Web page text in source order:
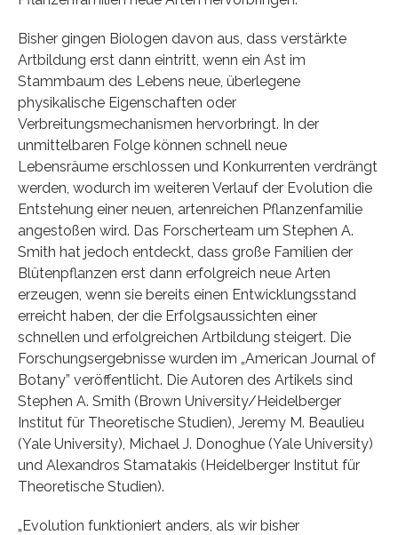
Bisher gingen Biologen davon aus, dass verstärkte
Artbildung erst dann eintritt, wenn ein Ast im
Stammbaum des Lebens neue, überlegene
physikalische Eigenschaften oder
Verbreitungsmechanismen hervorbringt. In der
unmittelbaren Folge können schnell neue
Lebensräume erschlossen und Konkurrenten verdrängt
werden, wodurch im weiteren Verlauf der Evolution die
Entstehung einer neuen, artenreichen Pflanzenfamilie
angestoßen wird. Das Forscherteam um Stephen A.
Smith hat jedoch entdeckt, dass große Familien der
Blütenpflanzen erst dann erfolgreich neue Arten
erzeugen, wenn sie bereits einen Entwicklungsstand
erreicht haben, der die Erfolgsaussichten einer
schnellen und erfolgreichen Artbildung steigert. Die
Forschungsergebnisse wurden im „American Journal of
Botany” veröffentlicht. Die Autoren des Artikels sind
Stephen A. Smith (Brown University/Heidelberger
Institut für Theoretische Studien), Jeremy M. Beaulieu
(Yale University), Michael J. Donoghue (Yale University)
und Alexandros Stamatakis (Heidelberger Institut für
Theoretische Studien).
„Evolution funktioniert anders, als wir bisher